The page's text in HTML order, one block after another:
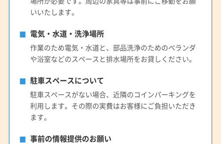
いいたします。
電気・水道・洗浄場所
作業のため電気・水道と、部品洗浄のためのベランダ
や浴室などのスペースと排水場所をお貸しください。
駐車スペースについて
駐車スペースがない場合、近隣のコインパーキングを
利用します。その際の実費はお客様にご負担いただき
ます。
事前の情報提供のお願い